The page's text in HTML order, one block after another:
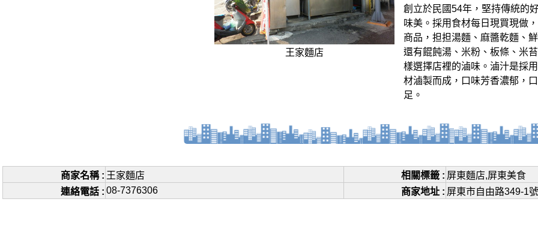
王家麵店
創立於民國54年，堅持傳統的
味美。採用食材每日現買現做
商品，担担湯麵、麻醬乾麵、
還有餛飩湯、米粉、板條、米
樣選擇店裡的滷味。滷汁是採
材滷製而成，口味芳香濃郁，
足。
商家名稱 : 王家麵店 相關標籤 : 屏東麵店,屏東美食
連絡電話 : 08-7376306 商家地址 : 屏東市自由路349-1號